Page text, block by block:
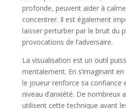
profonde, peuvent aider à
concentrer. Il est également
laisser perturber par le bruit du
provocations de l’adversaire.
La visualisation est un outil
mentalement. En s’imaginant
le joueur renforce sa confiance
niveau d’anxiété. De nombreux
utilisent cette technique avant